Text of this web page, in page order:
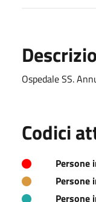
Ospedale SS.
Codici
Persone
Persone
Persone